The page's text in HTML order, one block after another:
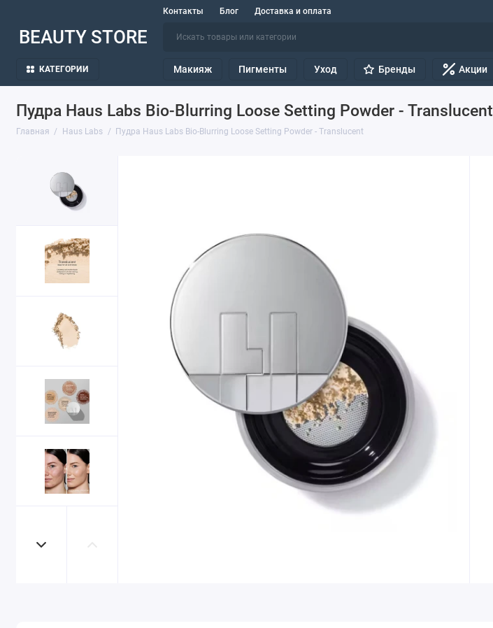
Контакты Блог Доставка и оплата
BEAUTY STORE
КАТЕГОРИИ Макияж Пигменты Уход Бренды Акции
Пудра Haus Labs Bio-Blurring Loose Setting Powder - Translucent
Главная Haus Labs Пудра Haus Labs Bio-Blurring Loose Setting Powder - Translucent